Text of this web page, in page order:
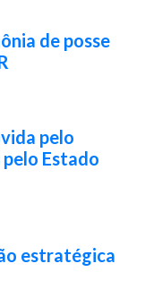
de posse
pelo
Estado
estratégica